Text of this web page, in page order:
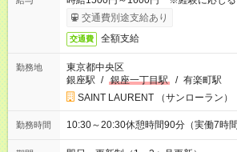
交通費別途支給あり
交通費 全額支給
勤務地
東京都中央区
銀座駅 / 銀座一丁目駅 / 有楽町駅
SAINT LAURENT （サンローラン）
勤務時間 10:30～20:30休憩時間90分（実働7時